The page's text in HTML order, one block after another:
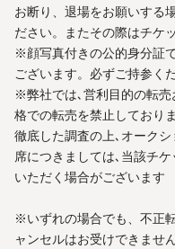
お断り、退場をお願いする
ださい。またその際はチケ
※顔写真付きの公的身分証
ございます。必ずご持参く
※弊社では､営利目的の転
格での転売を禁止しておりま
徹底した調査の上､オーク
席につきましては､当該チ
いただく場合がございます
※いずれの場合でも、不正
ャンセルはお受けできません